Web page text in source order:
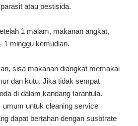
atau pestisida.
1 malam, makanan angkat,
1 minggu kemudian.
sisa makanan diangkat memakai
dan kutu. Jika tidak sempat
di dalam kandang tarantula.
untuk cleaning service
dapat bertahan dengan susbtrate